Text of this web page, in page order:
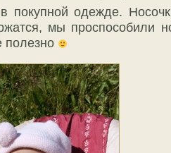
покупной одежде.
мы проспособили
полезно